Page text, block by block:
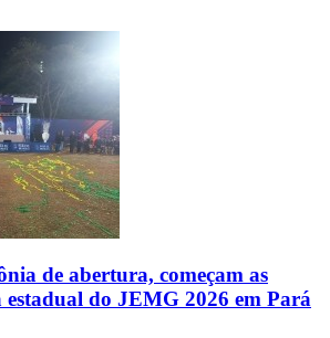
de abertura, começam as
estadual do JEMG 2026 em Pará